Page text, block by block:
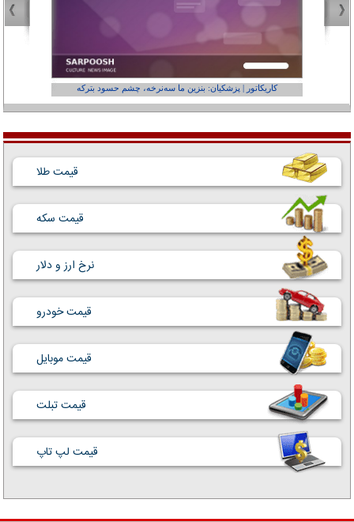
کاریکاتور | پزشکیان: بنزین ما سه‌نرخه، چشم حسود بترکه
قیمت طلا
قیمت سکه
نرخ ارز و دلار
قیمت خودرو
قیمت موبایل
قیمت تبلت
قیمت لپ تاپ